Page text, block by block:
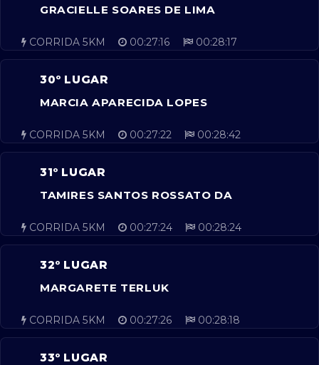
GRACIELLE SOARES DE LIMA
CORRIDA 5KM 00:27:16 00:28:17
30º LUGAR
MARCIA APARECIDA LOPES
CORRIDA 5KM 00:27:22 00:28:42
31º LUGAR
TAMIRES SANTOS ROSSATO DA
CORRIDA 5KM 00:27:24 00:28:24
32º LUGAR
MARGARETE TERLUK
CORRIDA 5KM 00:27:26 00:28:18
33º LUGAR